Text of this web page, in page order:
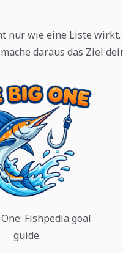
nur wie eine Liste wirkt.
daraus das Ziel
Fishpedia goal
guide.